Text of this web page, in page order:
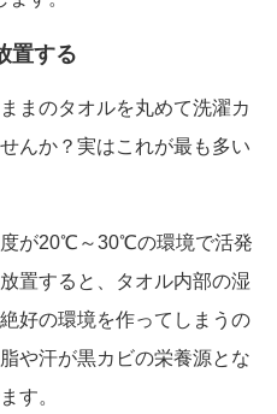
置する
まのタオルを丸めて洗濯カ
んか？実はこれが最も多い
が20℃～30℃の環境で活発
置すると、タオル内部の湿
好の環境を作ってしまうの
や汗が黒カビの栄養源とな
す。